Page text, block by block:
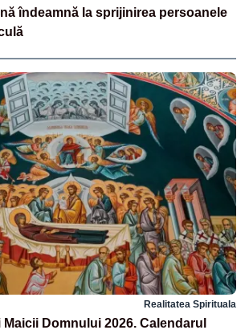
îndeamnă la sprijinirea persoanele
Realitatea Spirituala
Domnului 2026. Calendarul